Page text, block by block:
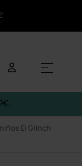
☰
El Grinch